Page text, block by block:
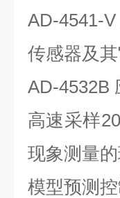
AD-4541-
传感器及
AD-4532B
高速采样
现象测量的
模型预测